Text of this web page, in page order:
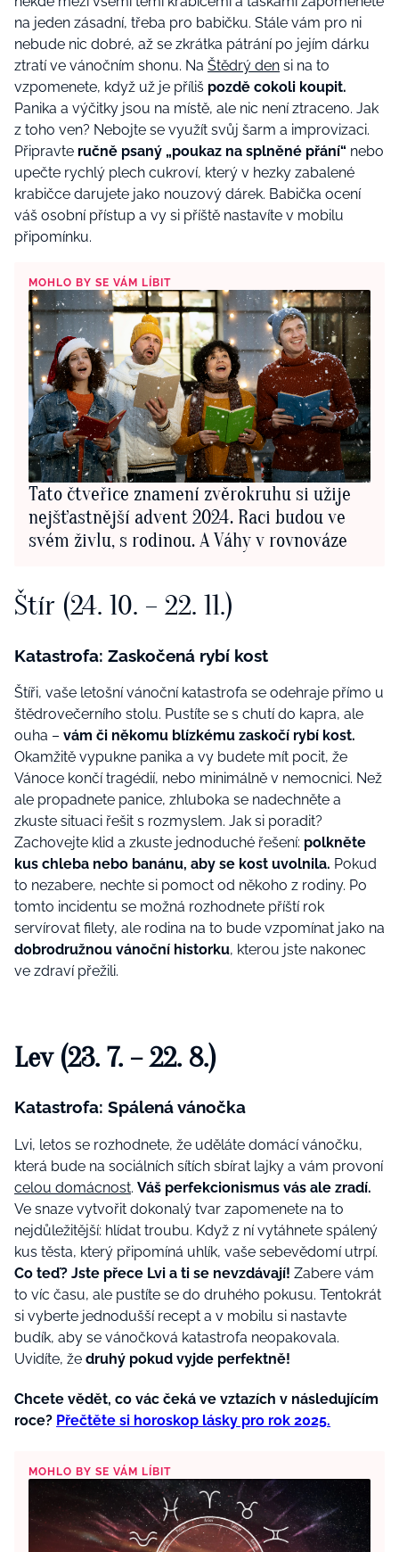
na jeden zásadní, třeba pro babičku. Stále vám pro ni
nebude nic dobré, až se zkrátka pátrání po jejím dárku
ztratí ve vánočním shonu. Na Štědrý den si na to
vzpomenete, když už je příliš pozdě cokoli koupit.
Panika a výčitky jsou na místě, ale nic není ztraceno. Jak
z toho ven? Nebojte se využít svůj šarm a improvizaci.
Připravte ručně psaný „poukaz na splněné přání“ nebo
upečte rychlý plech cukroví, který v hezky zabalené
krabičce darujete jako nouzový dárek. Babička ocení
váš osobní přístup a vy si příště nastavíte v mobilu
připomínku.
MOHLO BY SE VÁM LÍBIT
Tato čtveřice znamení zvěrokruhu si užije
nejšťastnější advent 2024. Raci budou ve
svém živlu, s rodinou. A Váhy v rovnováze
Štír (24. 10. – 22. 11.)
Katastrofa: Zaskočená rybí kost
Štíři, vaše letošní vánoční katastrofa se odehraje přímo u
štědrovečerního stolu. Pustíte se s chutí do kapra, ale
ouha – vám či někomu blízkému zaskočí rybí kost.
Okamžitě vypukne panika a vy budete mít pocit, že
Vánoce končí tragédií, nebo minimálně v nemocnici. Než
ale propadnete panice, zhluboka se nadechněte a
zkuste situaci řešit s rozmyslem. Jak si poradit?
Zachovejte klid a zkuste jednoduché řešení: polkněte
kus chleba nebo banánu, aby se kost uvolnila. Pokud
to nezabere, nechte si pomoct od někoho z rodiny. Po
tomto incidentu se možná rozhodnete příští rok
servírovat filety, ale rodina na to bude vzpomínat jako na
dobrodružnou vánoční historku, kterou jste nakonec
ve zdraví přežili.
Lev (23. 7. – 22. 8.)
Katastrofa: Spálená vánočka
Lvi, letos se rozhodnete, že uděláte domácí vánočku,
která bude na sociálních sítích sbírat lajky a vám provoní
celou domácnost. Váš perfekcionismus vás ale zradí.
Ve snaze vytvořit dokonalý tvar zapomenete na to
nejdůležitější: hlídat troubu. Když z ní vytáhnete spálený
kus těsta, který připomíná uhlík, vaše sebevědomí utrpí.
Co teď? Jste přece Lvi a ti se nevzdávají! Zabere vám
to víc času, ale pustíte se do druhého pokusu. Tentokrát
si vyberte jednodušší recept a v mobilu si nastavte
budík, aby se vánočková katastrofa neopakovala.
Uvidíte, že druhý pokud vyjde perfektně!
Chcete vědět, co vác čeká ve vztazích v následujícím
roce? Přečtěte si horoskop lásky pro rok 2025.
MOHLO BY SE VÁM LÍBIT